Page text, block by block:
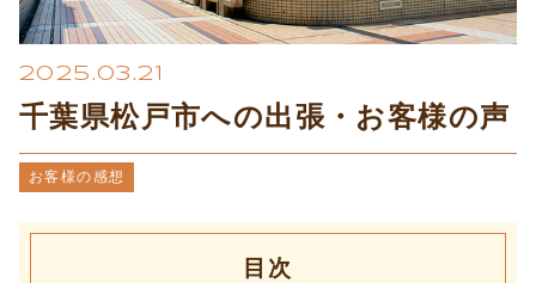
2025.03.21
千葉県松戸市への出張・お客様の声
お客様の感想
目次